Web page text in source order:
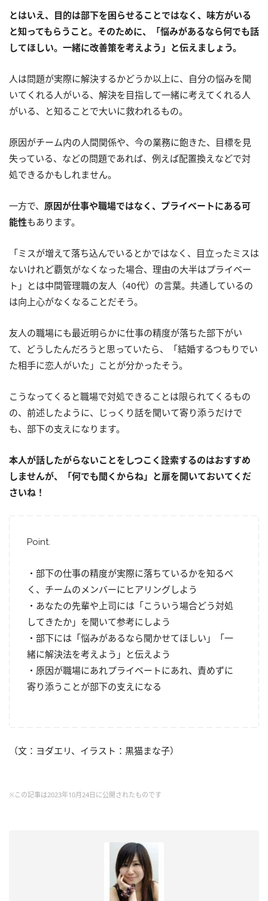
とはいえ、目的は部下を困らせることではなく、味方がいる
と知ってもらうこと。そのために、「悩みがあるなら何でも話
してほしい。一緒に改善策を考えよう」と伝えましょう。
人は問題が実際に解決するかどうか以上に、自分の悩みを聞
いてくれる人がいる、解決を目指して一緒に考えてくれる人
がいる、と知ることで大いに救われるもの。
原因がチーム内の人間関係や、今の業務に飽きた、目標を見
失っている、などの問題であれば、例えば配置換えなどで対
処できるかもしれません。
一方で、 原因が仕事や職場ではなく、プライベートにある可
能性もあります。
「ミスが増えて落ち込んでいるとかではなく、目立ったミスは
ないけれど覇気がなくなった場合、理由の大半はプライベー
ト」とは中間管理職の友人（40代）の言葉。共通しているの
は向上心がなくなることだそう。
友人の職場にも最近明らかに仕事の精度が落ちた部下がい
て、どうしたんだろうと思っていたら、「結婚するつもりでい
た相手に恋人がいた」ことが分かったそう。
こうなってくると職場で対処できることは限られてくるもの
の、前述したように、じっくり話を聞いて寄り添うだけで
も、部下の支えになります。
本人が話したがらないことをしつこく詮索するのはおすすめ
しませんが、「何でも聞くからね」と扉を開いておいてくだ
さいね！
Point.
・部下の仕事の精度が実際に落ちているかを知るべ
く、チームのメンバーにヒアリングしよう
・あなたの先輩や上司には「こういう場合どう対処
してきたか」を聞いて参考にしよう
・部下には「悩みがあるなら聞かせてほしい」「一
緒に解決法を考えよう」と伝えよう
・原因が職場にあれプライベートにあれ、責めずに
寄り添うことが部下の支えになる
（文：ヨダエリ、イラスト：黒猫まな子）
※この記事は2023年10月24日に公開されたものです